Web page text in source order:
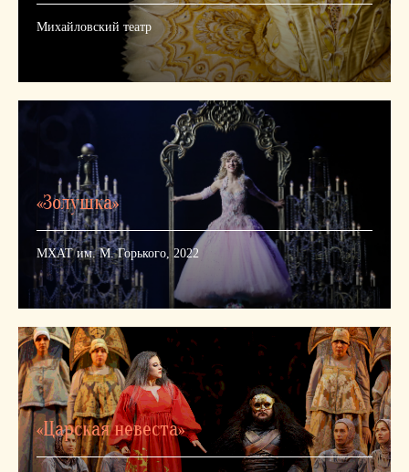
Михайловский театр
«Золушка»
МХАТ им. М. Горького, 2022
«Царская невеста»